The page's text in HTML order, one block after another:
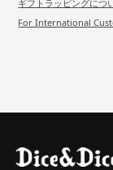
ギフトラッピングにつ
For International